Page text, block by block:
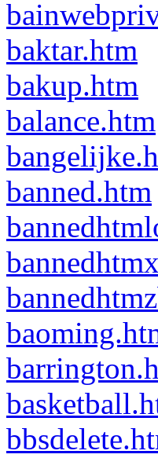
baktar.htm
bakup.htm
balance.htm
banned.htm